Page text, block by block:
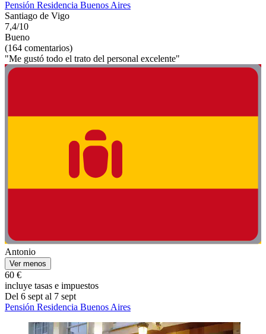
Pensión Residencia Buenos Aires
Santiago de Vigo
7,4/10
Bueno
(164 comentarios)
"Me gustó todo el trato del personal excelente"
Antonio
Ver menos
60 €
incluye tasas e impuestos
Del 6 sept al 7 sept
Pensión Residencia Buenos Aires